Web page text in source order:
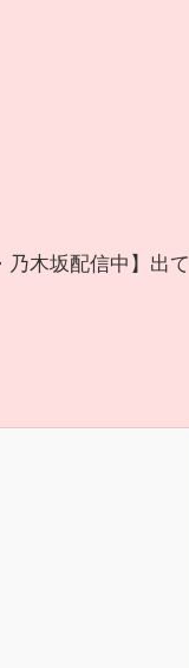
木坂配信中】出て